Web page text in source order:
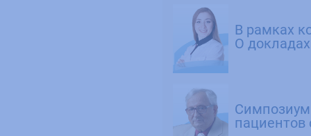
В рамках
О докладах
Симпозиум
пациентов